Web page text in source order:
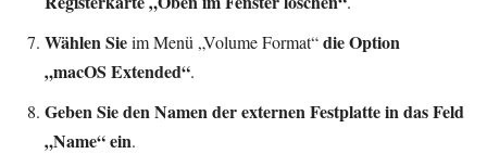
Wählen Sieim Menü „Volume Format“die Option
„macOS Extended“.
Geben Sie den Namen der externen Festplatte in das Feld
„Name“ ein.